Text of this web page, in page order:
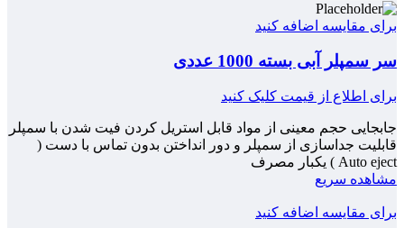
برای مقایسه اضافه کنید
سر سمپلر آبی بسته 1000 عددی
برای اطلاع از قیمت کلیک کنید
جابجایی حجم معینی از مواد قابل استریل کردن فیت شدن با سمپلر
قابلیت جداسازی از سمپلر و دور انداختن بدون تماس با دست (
Auto eject ) یکبار مصرف
مشاهده سریع
برای مقایسه اضافه کنید